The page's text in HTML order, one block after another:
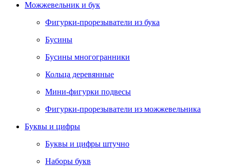
Можжевельник и бук
Фигурки-прорезыватели из бука
Бусины
Бусины многогранники
Кольца деревянные
Мини-фигурки подвесы
Фигурки-прорезыватели из можжевельника
Буквы и цифры
Буквы и цифры штучно
Наборы букв